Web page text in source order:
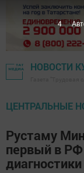
НОВОСТИ
ЦЕНТРАЛЬНЫЕ
Рустаму
первый в
3